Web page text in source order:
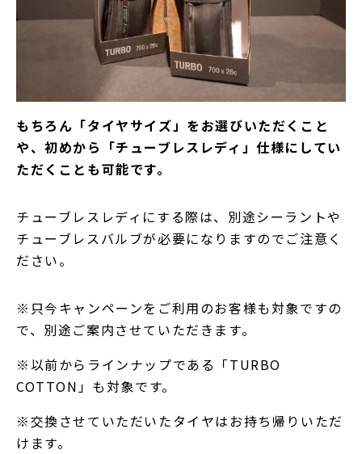
もちろん「タイヤサイズ」をお選びいただくこと
や、初めから「チューブレスレディ」仕様にしてい
ただくことも可能です。
チューブレスレディにする際は、別途シーラントや
チューブレスバルブが必要になりますのでご注意く
ださい。
※只今キャンペーンをご利用のお客様も対象ですの
で、別途ご案内させていただきます。
※以前からラインナップである「TURBO
COTTON」も対象です。
※交換させていただいたタイヤはお持ち帰りいただ
けます。